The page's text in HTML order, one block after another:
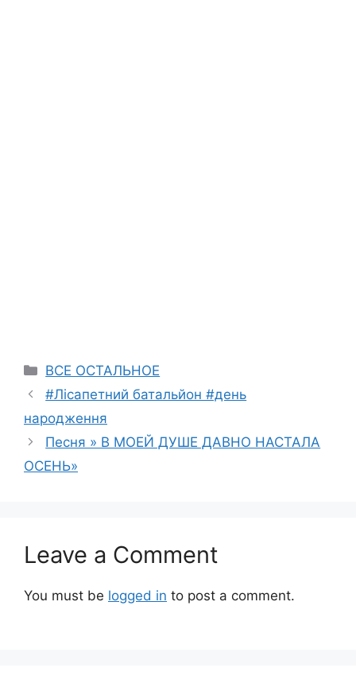
Categories
ВСЕ ОСТАЛЬНОЕ
#Лісапетний батальйон #день
народження
Песня » В МОЕЙ ДУШЕ ДАВНО НАСТАЛА
ОСЕНЬ»
Leave a Comment
You must be logged in to post a comment.